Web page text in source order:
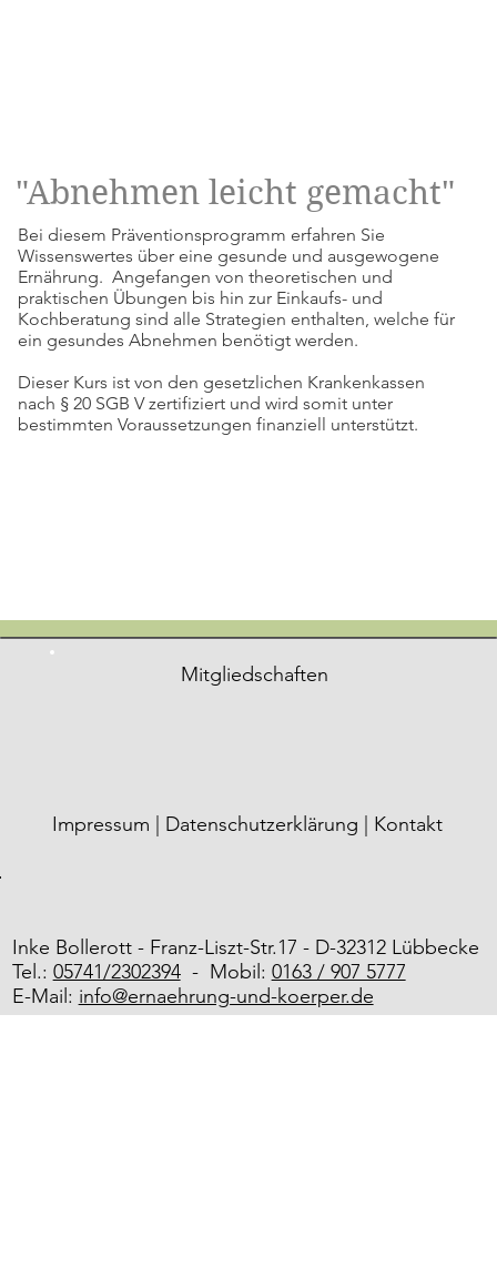
"Abnehmen leicht gemacht"
Bei diesem Präventionsprogramm erfahren Sie
Wissenswertes über eine gesunde und ausgewogene
Ernährung. Angefangen von theoretischen und
praktischen Übungen bis hin zur Einkaufs- und
Kochberatung sind alle Strategien enthalten, welche für
ein gesundes Abnehmen benötigt werden.
Dieser Kurs ist von den gesetzlichen Krankenkassen
nach § 20 SGB V zertifiziert und wird somit unter
bestimmten Voraussetzungen finanziell unterstützt.
Mitgliedschaften
Impressum | Datenschutzerklärung | Kontakt
Inke Bollerott - Franz-Liszt-Str.17 - D-32312 Lübbecke
Tel.: 05741/2302394- Mobil: 0163 / 907 5777
E-Mail: info@ernaehrung-und-koerper.de